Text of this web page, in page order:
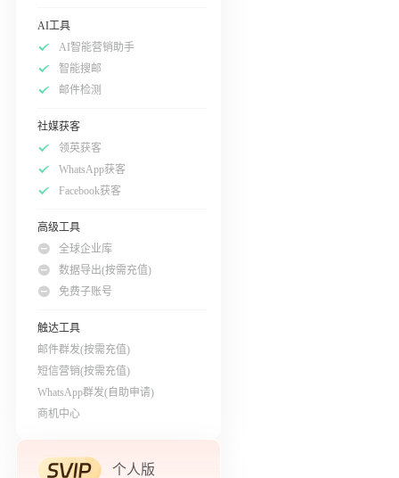
AI工具
AI智能营销助手
智能搜邮
邮件检测
社媒获客
领英获客
WhatsApp获客
Facebook获客
高级工具
全球企业库
数据导出(按需充值)
免费子账号
触达工具
邮件群发(按需充值)
短信营销(按需充值)
WhatsApp群发(自助申请)
商机中心
个人版